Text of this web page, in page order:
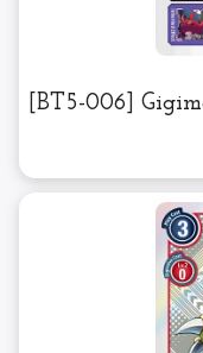
[BT5-006]